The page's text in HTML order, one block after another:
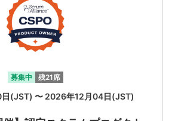
募集中 残21席
(JST) 〜 2026年12月04日(JST)